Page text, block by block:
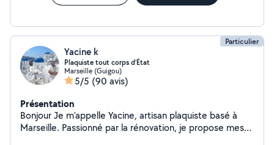
Particulier
Yacine k
Plaquiste tout corps d’État
Marseille (Guigou)
5/5 (90 avis)
Présentation
Bonjour Je m'appelle Yacine, artisan plaquiste basé à
Marseille. Passionné par la rénovation, je propose mes